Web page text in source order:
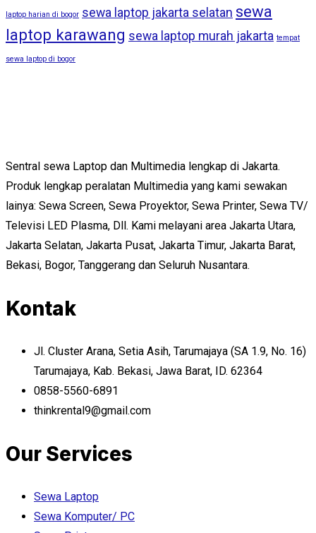
laptop harian di bogor sewa laptop jakarta selatan sewa
laptop karawang sewa laptop murah jakarta tempat
sewa laptop di bogor
Sentral sewa Laptop dan Multimedia lengkap di Jakarta.
Produk lengkap peralatan Multimedia yang kami sewakan
lainya: Sewa Screen, Sewa Proyektor, Sewa Printer, Sewa TV/
Televisi LED Plasma, Dll. Kami melayani area Jakarta Utara,
Jakarta Selatan, Jakarta Pusat, Jakarta Timur, Jakarta Barat,
Bekasi, Bogor, Tanggerang dan Seluruh Nusantara.
Kontak
Jl. Cluster Arana, Setia Asih, Tarumajaya (SA 1.9, No. 16)
Tarumajaya, Kab. Bekasi, Jawa Barat, ID. 62364
0858-5560-6891
thinkrental9@gmail.com
Our Services
Sewa Laptop
Sewa Komputer/ PC